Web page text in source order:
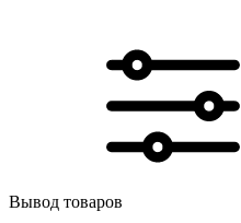
Вывод товаров